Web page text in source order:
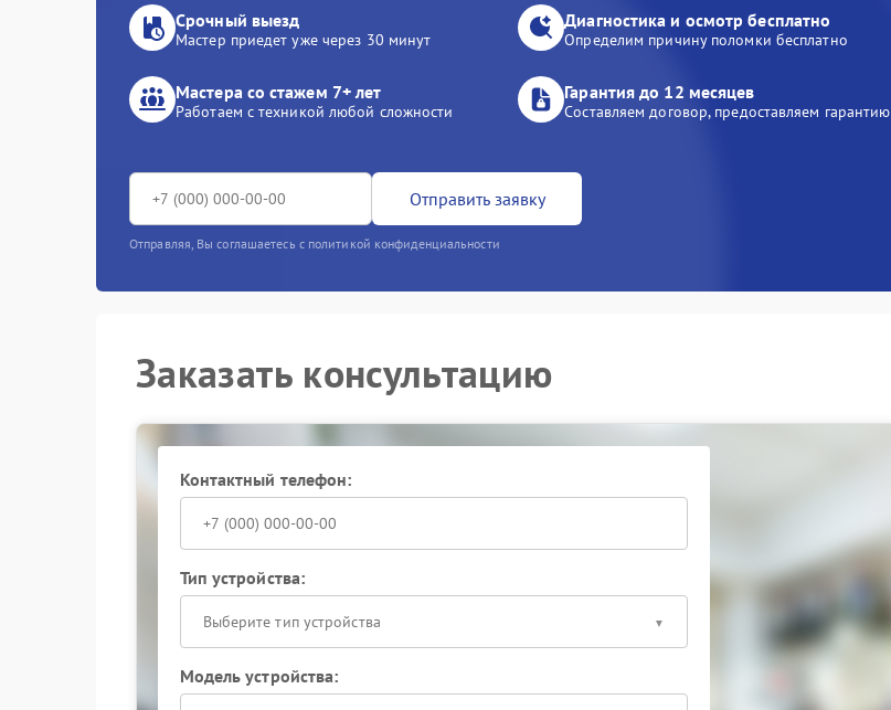
Срочный выезд
Мастер приедет уже через 30 минут
Диагностика и осмотр бесплатно
Определим причину поломки бесплатно
Мастера со стажем 7+ лет
Работаем с техникой любой сложности
Гарантия до 12 месяцев
Составляем договор, предоставляем гарантию
Отправить заявку
Отправляя, Вы соглашаетесь с политикой конфиденциальности
Заказать консультацию
Контактный телефон:
Тип устройства:
Выберите тип устройства
Модель устройства: